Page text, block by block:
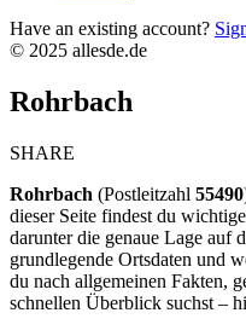
Have an existing account?
© 2025 allesde.de
Rohrbach
SHARE
Rohrbach (Postleitzahl 55490
dieser Seite findest du
darunter die genaue Lage auf
grundlegende Ortsdaten und
du nach allgemeinen Fakten,
schnellen Überblick suchst –